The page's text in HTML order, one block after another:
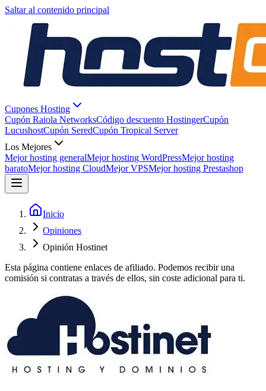
Saltar al contenido principal
Cupones Hosting
Cupón Raiola NetworksCódigo descuento HostingerCupón
LucushostCupón SeredCupón Tropical Server
Los Mejores
Mejor hosting generalMejor hosting WordPressMejor hosting
baratoMejor hosting CloudMejor VPSMejor hosting Prestashop
Inicio
Opiniones
Opinión Hostinet
Esta página contiene enlaces de afiliado. Podemos recibir una
comisión si contratas a través de ellos, sin coste adicional para ti.